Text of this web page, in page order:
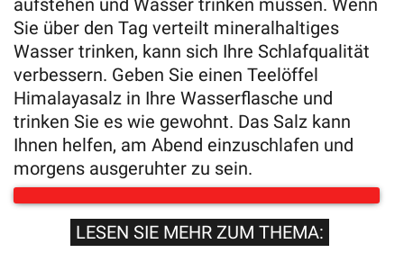
aufstehen und Wasser trinken müssen. Wenn
Sie über den Tag verteilt mineralhaltiges
Wasser trinken, kann sich Ihre Schlafqualität
verbessern. Geben Sie einen Teelöffel
Himalayasalz in Ihre Wasserflasche und
trinken Sie es wie gewohnt. Das Salz kann
Ihnen helfen, am Abend einzuschlafen und
morgens ausgeruhter zu sein.
LESEN SIE MEHR ZUM THEMA: